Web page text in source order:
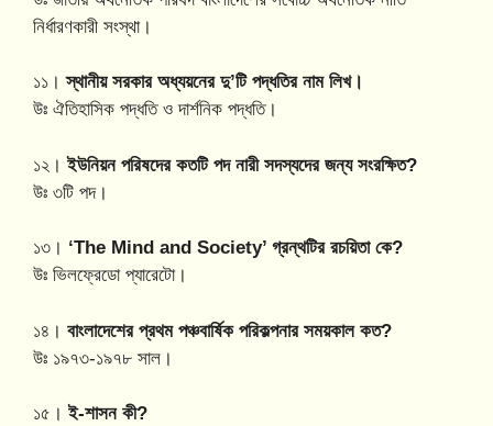
নির্ধারণকারী সংস্থা।
১১।স্থানীয় সরকার অধ্যয়নের দু’টি পদ্ধতির নাম লিখ।
উঃ ঐতিহাসিক পদ্ধতি ও দার্শনিক পদ্ধতি।
১২।ইউনিয়ন পরিষদের কতটি পদ নারী সদস্যদের জন্য সংরক্ষিত?
উঃ ৩টি পদ।
১৩। ‘The Mind and Society’ গ্রন্থটির রচয়িতা কে?
উঃ ভিলফ্রেডো প্যারেটো।
১৪। বাংলাদেশের প্রথম পঞ্চবার্ষিক পরিকল্পনার সময়কাল কত?
উঃ ১৯৭৩-১৯৭৮ সাল।
১৫। ই-শাসন কী?